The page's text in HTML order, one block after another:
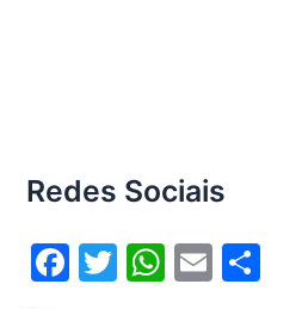
Redes Sociais
F
T
W E